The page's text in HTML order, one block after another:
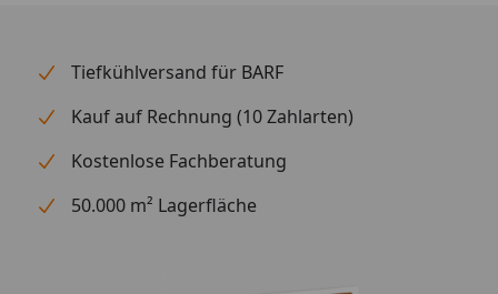
Tiefkühlversand für BARF
Kauf auf Rechnung (10 Zahlarten)
Kostenlose Fachberatung
50.000 m² Lagerfläche